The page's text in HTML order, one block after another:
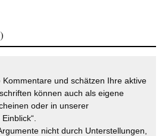
und schätzen Ihre aktive
können auch als eigene
oder in unserer
nicht durch Unterstellungen,